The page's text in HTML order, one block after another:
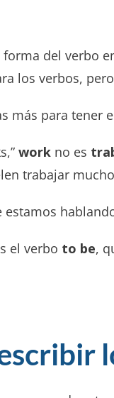
del verbo
los verbos,
más para tener
work no es
trabajar
estamos
el verbo to be,